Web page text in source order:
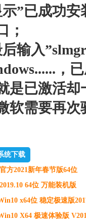
”已成功
；
入”slmgr
，
已激活却
软需要再
统下载
方2021新年春节版64位
64位 万能装机版
x64位 稳定极速版
X64 极速体验版